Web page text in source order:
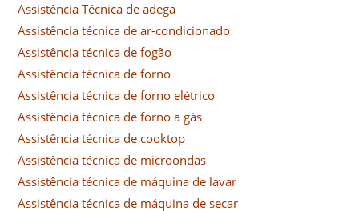
Assistência Técnica de adega
Assistência técnica de ar-condicionado
Assistência técnica de fogão
Assistência técnica de forno
Assistência técnica de forno elétrico
Assistência técnica de forno a gás
Assistência técnica de cooktop
Assistência técnica de microondas
Assistência técnica de máquina de lavar
Assistência técnica de máquina de secar